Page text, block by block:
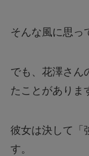
そんな風に思っ
でも、花澤さん
たことがありま
彼女は決して「
す。